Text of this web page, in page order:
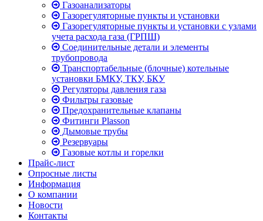
Газоанализаторы
Газорегуляторные пункты и установки
Газорегуляторные пункты и установки с узлами
учета расхода газа (ГРПШ)
Соединительные детали и элементы
трубопровода
Транспортабельные (блочные) котельные
установки БМКУ, ТКУ, БКУ
Регуляторы давления газа
Фильтры газовые
Предохранительные клапаны
Фитинги Plasson
Дымовые трубы
Резервуары
Газовые котлы и горелки
Прайс-лист
Опросные листы
Информация
О компании
Новости
Контакты